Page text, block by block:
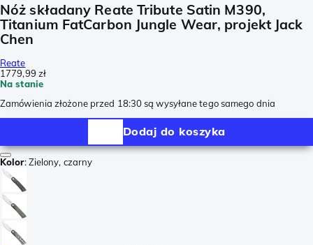
Nóż składany Reate Tribute Satin M390,
Titanium FatCarbon Jungle Wear, projekt Jack
Chen
Reate
1779,99 zł
Na stanie
Zamówienia złożone przed 18:30 są wysyłane tego samego dnia
Dodaj do koszyka
Kolor:Zielony, czarny